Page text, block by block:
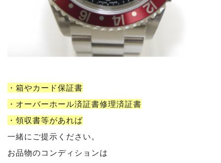
・箱やカード保証書
・オーバーホール済証書修理済証書
・領収書等があれば
一緒にご提示ください。
お品物のコンディションは